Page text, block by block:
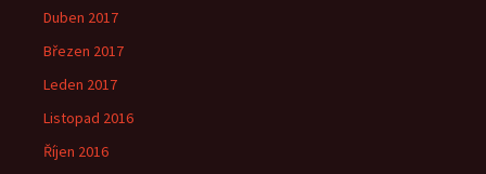
Duben 2017
Březen 2017
Leden 2017
Listopad 2016
Říjen 2016